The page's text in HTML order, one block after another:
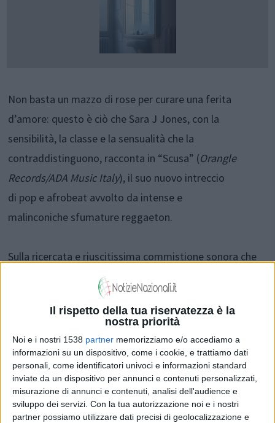
Il rispetto della tua riservatezza è la
nostra priorità
Noi e i nostri 1538 partner memorizziamo e/o accediamo a
informazioni su un dispositivo, come i cookie, e trattiamo dati
personali, come identificatori univoci e informazioni standard
inviate da un dispositivo per annunci e contenuti personalizzati,
misurazione di annunci e contenuti, analisi dell'audience e
sviluppo dei servizi. Con la tua autorizzazione noi e i nostri
partner possiamo utilizzare dati precisi di geolocalizzazione e
Non basta un mazzo di rose per curare una ferita
d’amore: questo è ciò che Sara J Jones, con la
sensibilità, la classe e la sensualità che la
contraddistinguono, racconta in “Scusa” (Orangle
Records/ADA Music Italy), il suo nuovo intreccio
di pop e afrobeat avvolto da intense e
malinconiche sfumature reggaeton.
Sulla ricercata e riuscitissima commistione sonora che
sorregge il pezzo, resa possibile dall’abilità creativa di
Andrea Cattaldo e Daniele Fasoli deiPhasher Studios
l’intensità espressiva di Sara si focalizza sul mix di
emozioni che ci pervadono quando siamo chiamati
a guardare in faccia la realtà nell’affrontare traumi
emotivi che lasciano il segno, proprio come gli oggetti e
i ricordi sulle pareti di un appartamento ormai
abbandonato - « Cosa resta di te? Mobili, ritratti, su